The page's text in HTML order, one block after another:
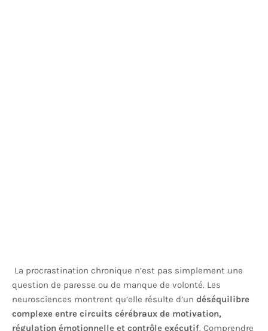
La procrastination chronique n’est pas simplement une
question de paresse ou de manque de volonté. Les
neurosciences montrent qu’elle résulte d’un déséquilibre
complexe entre circuits cérébraux de motivation,
régulation émotionnelle et contrôle exécutif. Comprendre